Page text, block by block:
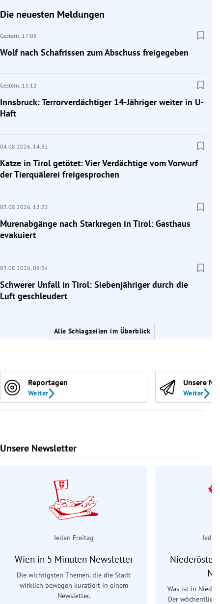
Die neuesten Meldungen
Gestern, 17:06
Wolf nach Schafrissen zum Abschuss freigegeben
Gestern, 13:12
Innsbruck: Terrorverdächtiger 14-Jähriger weiter in U-
Haft
04.08.2026, 14:32
Katze in Tirol getötet: Vier Verdächtige vom Vorwurf
der Tierquälerei freigesprochen
03.08.2026, 12:22
Murenabgänge nach Starkregen in Tirol: Gasthaus
evakuiert
03.08.2026, 09:34
Schwerer Unfall in Tirol: Siebenjähriger durch die
Luft geschleudert
Alle Schlagzeilen im Überblick
Reportagen
Weiter
Unsere
Weiter
Unsere Newsletter
Slide 1 von 9
Jeden Freitag
Wien in 5 Minuten Newsletter
Die wichtigsten Themen, die die Stadt
wirklich bewegen kuratiert in einem
Newsletter.
Was ist in
Der